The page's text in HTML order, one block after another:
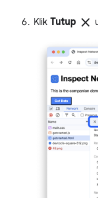
Klik Tutup close